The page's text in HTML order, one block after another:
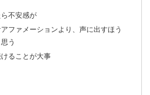
不安感が
ファメーションより、声に出すほう
う
ることが大事